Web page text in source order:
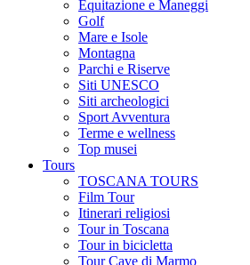
Equitazione e Maneggi
Golf
Mare e Isole
Montagna
Parchi e Riserve
Siti UNESCO
Siti archeologici
Sport Avventura
Terme e wellness
Top musei
Tours
TOSCANA TOURS
Film Tour
Itinerari religiosi
Tour in Toscana
Tour in bicicletta
Tour Cave di Marmo